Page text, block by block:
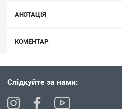
АНОТАЦІЯ
КОМЕНТАРІ
Слідкуйте за нами: